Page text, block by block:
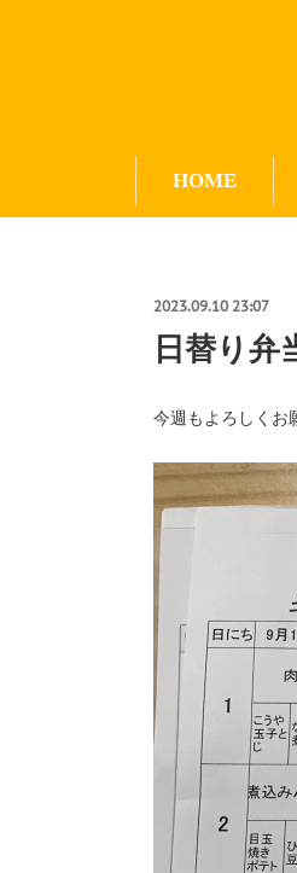
HOME
2023.09.10 23:07
日替り
今週もよろしく